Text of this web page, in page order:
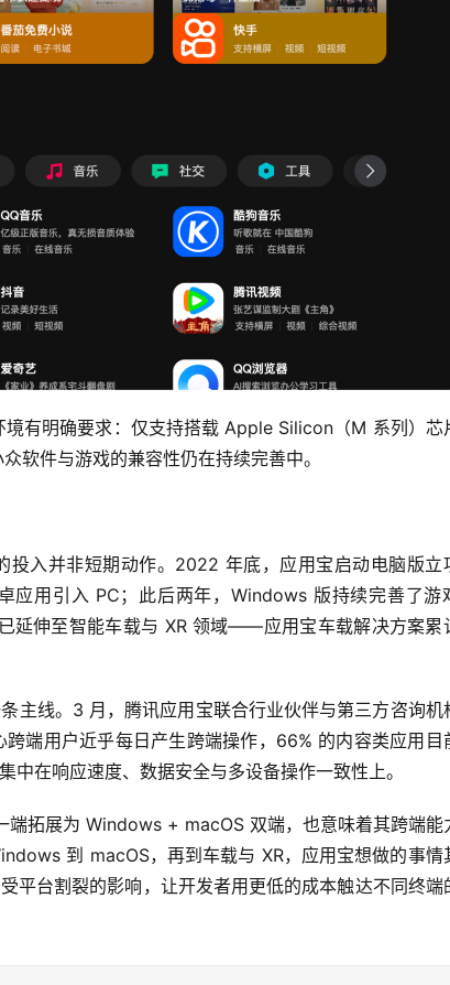
有明确要求：仅支持搭载 Apple Silicon（M 系列）芯
软件与游戏的兼容性仍在持续完善中。
投入并非短期动作。2022 年底，应用宝启动电脑版立
用引入 PC；此后两年，Windows 版持续完善了游
延伸至智能车载与 XR 领域——应用宝车载解决方案累
主线。3 月，腾讯应用宝联合行业伙伴与第三方咨询机
端用户近乎每日产生跨端操作，66% 的内容类应用目
在响应速度、数据安全与多设备操作一致性上。
拓展为 Windows + macOS 双端，也意味着其跨端能
到 macOS，再到车载与 XR，应用宝想做的事情
平台割裂的影响，让开发者用更低的成本触达不同终端